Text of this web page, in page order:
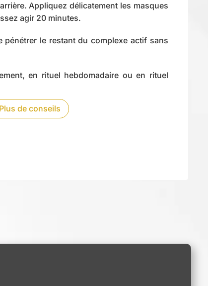
Appliquez délicatement les masques
agir 20 minutes.
pénétrer le restant du complexe actif sans
en rituel hebdomadaire ou en rituel
Plus de conseils